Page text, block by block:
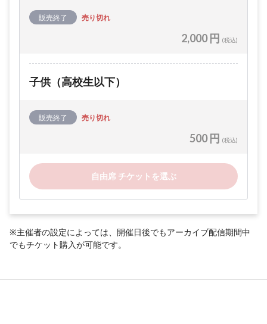
販売終了 売り切れ
2,000 円 (税込)
子供（高校生以下）
販売終了 売り切れ
500 円 (税込)
自由席 チケットを選ぶ
※主催者の設定によっては、開催日後でもアーカイブ配信期間中
でもチケット購入が可能です。